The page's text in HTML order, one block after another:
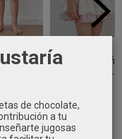
niño
lino...
ceremonia niña
talle bajo de...
102,90 €
de chocolate,
a tu
jugosas